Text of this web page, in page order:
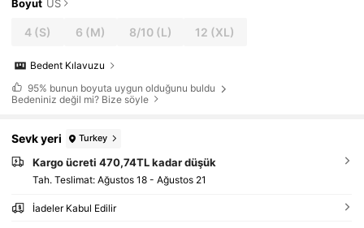
Boyut US
4 (S) 6 (M) 8/10(L) 12 (XL)
Bedent Kılavuzu
95% bunun boyuta uygun olduğunu buldu
Bedeniniz değil mi? Bize söyle
Sevk yeri Turkey
Kargo ücreti 470,74TL kadar düşük
Tah. Teslimat: Ağustos 18 - Ağustos 21
İadeler Kabul Edilir